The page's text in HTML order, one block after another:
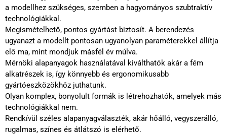
a modellhez szükséges, szemben a hagyományos szubtraktív
technológiákkal.
Megismételhető, pontos gyártást biztosít. A berendezés
ugyanazt a modellt pontosan ugyanolyan paraméterekkel állítja
elő ma, mint mondjuk másfél év múlva.
Mérnöki alapanyagok használatával kiválthatók akár a fém
alkatrészek is, így könnyebb és ergonomikusabb
gyártóeszközökhöz juthatunk.
Olyan komplex, bonyolult formák is létrehozhatók, amelyek más
technológiákkal nem.
Rendkívül széles alapanyagválaszték, akár hőálló, vegyszerálló,
rugalmas, színes és átlátszó is elérhető.